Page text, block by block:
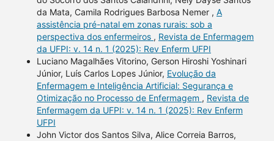
da Mata, Camila Rodrigues Barbosa Nemer , A
assistência pré-natal em zonas rurais: sob a
perspectiva dos enfermeiros , Revista de Enfermagem
da UFPI: v. 14 n. 1 (2025): Rev Enferm UFPI
Luciano Magalhães Vitorino, Gerson Hiroshi Yoshinari
Júnior, Luís Carlos Lopes Júnior, Evolução da
Enfermagem e Inteligência Artificial: Segurança e
Otimização no Processo de Enfermagem , Revista de
Enfermagem da UFPI: v. 14 n. 1 (2025): Rev Enferm
UFPI
John Victor dos Santos Silva, Alice Correia Barros,